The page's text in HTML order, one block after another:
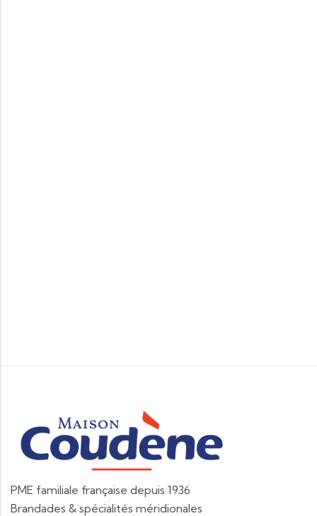
PME familiale française depuis 1936
Brandades & spécialités méridionales